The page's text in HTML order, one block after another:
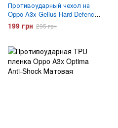
Противоударный чехол на
Oppo A3x Gelius Hard Defence
PC Series Синий
199 грн 295 грн